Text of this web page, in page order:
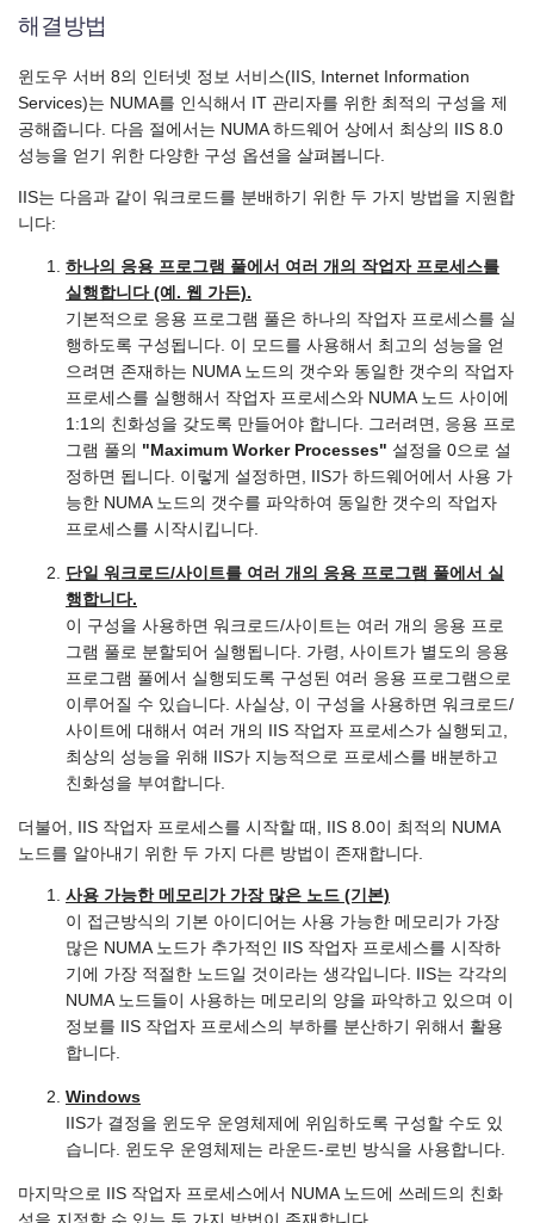
해결방법
윈도우 서버 8의 인터넷 정보 서비스(IIS, Internet Information
Services)는 NUMA를 인식해서 IT 관리자를 위한 최적의 구성을 제
공해줍니다. 다음 절에서는 NUMA 하드웨어 상에서 최상의 IIS 8.0
성능을 얻기 위한 다양한 구성 옵션을 살펴봅니다.
IIS는 다음과 같이 워크로드를 분배하기 위한 두 가지 방법을 지원합
니다:
하나의 응용 프로그램 풀에서 여러 개의 작업자 프로세스를
실행합니다 (예. 웹 가든).
기본적으로 응용 프로그램 풀은 하나의 작업자 프로세스를 실
행하도록 구성됩니다. 이 모드를 사용해서 최고의 성능을 얻
으려면 존재하는 NUMA 노드의 갯수와 동일한 갯수의 작업자
프로세스를 실행해서 작업자 프로세스와 NUMA 노드 사이에
1:1의 친화성을 갖도록 만들어야 합니다. 그러려면, 응용 프로
그램 풀의 "Maximum Worker Processes" 설정을 0으로 설
정하면 됩니다. 이렇게 설정하면, IIS가 하드웨어에서 사용 가
능한 NUMA 노드의 갯수를 파악하여 동일한 갯수의 작업자
프로세스를 시작시킵니다.
단일 워크로드/사이트를 여러 개의 응용 프로그램 풀에서 실
행합니다.
이 구성을 사용하면 워크로드/사이트는 여러 개의 응용 프로
그램 풀로 분할되어 실행됩니다. 가령, 사이트가 별도의 응용
프로그램 풀에서 실행되도록 구성된 여러 응용 프로그램으로
이루어질 수 있습니다. 사실상, 이 구성을 사용하면 워크로드/
사이트에 대해서 여러 개의 IIS 작업자 프로세스가 실행되고,
최상의 성능을 위해 IIS가 지능적으로 프로세스를 배분하고
친화성을 부여합니다.
더불어, IIS 작업자 프로세스를 시작할 때, IIS 8.0이 최적의 NUMA
노드를 알아내기 위한 두 가지 다른 방법이 존재합니다.
사용 가능한 메모리가 가장 많은 노드 (기본)
이 접근방식의 기본 아이디어는 사용 가능한 메모리가 가장
많은 NUMA 노드가 추가적인 IIS 작업자 프로세스를 시작하
기에 가장 적절한 노드일 것이라는 생각입니다. IIS는 각각의
NUMA 노드들이 사용하는 메모리의 양을 파악하고 있으며 이
정보를 IIS 작업자 프로세스의 부하를 분산하기 위해서 활용
합니다.
Windows
IIS가 결정을 윈도우 운영체제에 위임하도록 구성할 수도 있
습니다. 윈도우 운영체제는 라운드-로빈 방식을 사용합니다.
마지막으로 IIS 작업자 프로세스에서 NUMA 노드에 쓰레드의 친화